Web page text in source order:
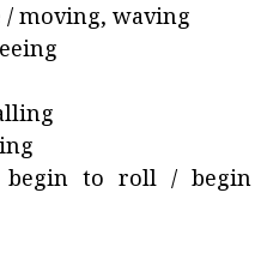
moving, waving
to roll / begin